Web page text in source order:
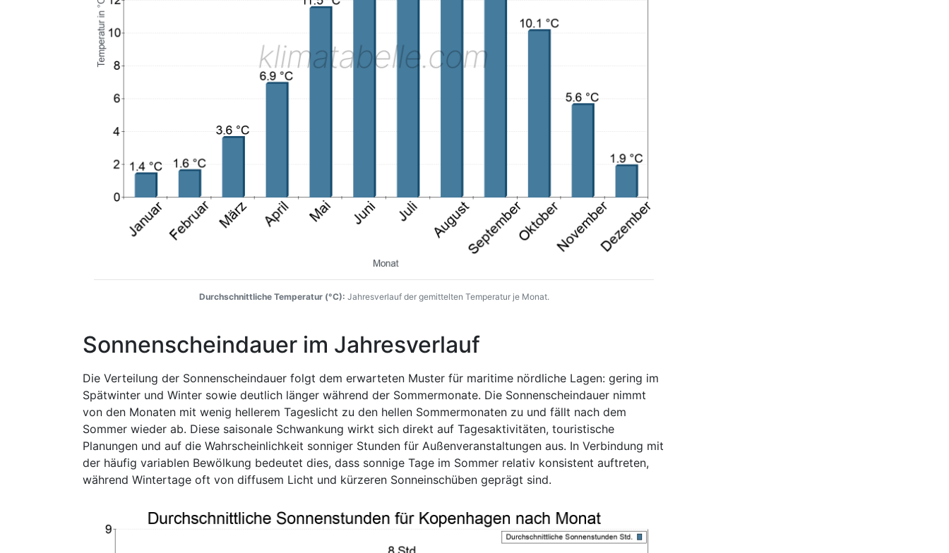
Durchschnittliche Temperatur (°C): Jahresverlauf der gemittelten Temperatur je Monat.
Sonnenscheindauer im Jahresverlauf
Die Verteilung der Sonnenscheindauer folgt dem erwarteten Muster für maritime nördliche Lagen: gering im
Spätwinter und Winter sowie deutlich länger während der Sommermonate. Die Sonnenscheindauer nimmt
von den Monaten mit wenig hellerem Tageslicht zu den hellen Sommermonaten zu und fällt nach dem
Sommer wieder ab. Diese saisonale Schwankung wirkt sich direkt auf Tagesaktivitäten, touristische
Planungen und auf die Wahrscheinlichkeit sonniger Stunden für Außenveranstaltungen aus. In Verbindung mit
der häufig variablen Bewölkung bedeutet dies, dass sonnige Tage im Sommer relativ konsistent auftreten,
während Wintertage oft von diffusem Licht und kürzeren Sonneinschüben geprägt sind.